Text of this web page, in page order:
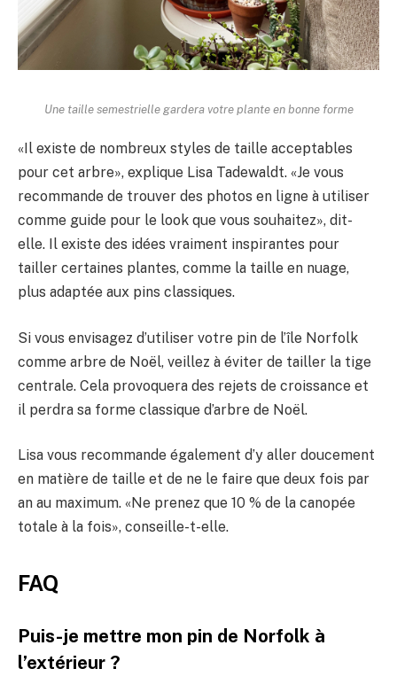
Une taille semestrielle gardera votre plante en bonne forme
«Il existe de nombreux styles de taille acceptables
pour cet arbre», explique Lisa Tadewaldt. «Je vous
recommande de trouver des photos en ligne à utiliser
comme guide pour le look que vous souhaitez», dit-
elle. Il existe des idées vraiment inspirantes pour
tailler certaines plantes, comme la taille en nuage,
plus adaptée aux pins classiques.
Si vous envisagez d’utiliser votre pin de l’île Norfolk
comme arbre de Noël, veillez à éviter de tailler la tige
centrale. Cela provoquera des rejets de croissance et
il perdra sa forme classique d’arbre de Noël.
Lisa vous recommande également d’y aller doucement
en matière de taille et de ne le faire que deux fois par
an au maximum. «Ne prenez que 10 % de la canopée
totale à la fois», conseille-t-elle.
FAQ
Puis-je mettre mon pin de Norfolk à
l’extérieur ?